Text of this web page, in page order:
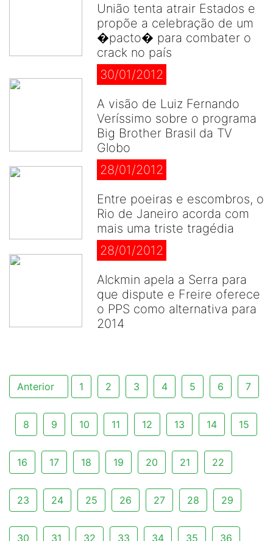
União tenta atrair Estados e
propõe a celebração de um
�pacto� para combater o
crack no país
30/01/2012
A visão de Luiz Fernando
Veríssimo sobre o programa
Big Brother Brasil da TV
Globo
28/01/2012
Entre poeiras e escombros, o
Rio de Janeiro acorda com
mais uma triste tragédia
28/01/2012
Alckmin apela a Serra para
que dispute e Freire oferece
o PPS como alternativa para
2014
Anterior 1 2 3 4 5 6 7
8 9 10 11 12 13 14 15
16 17 18 19 20 21 22
23 24 25 26 27 28 29
30 31 32 33 34 35 36